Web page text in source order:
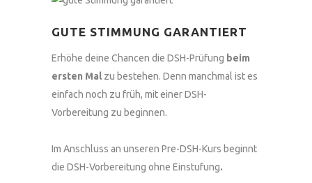
GUTE STIMMUNG GARANTIERT
Erhöhe deine Chancen die DSH-Prüfung beim
ersten Mal zu bestehen. Denn manchmal ist es
einfach noch zu früh, mit einer DSH-
Vorbereitung zu beginnen.
Im Anschluss an unseren Pre-DSH-Kurs beginnt
die DSH-Vorbereitung ohne Einstufung.